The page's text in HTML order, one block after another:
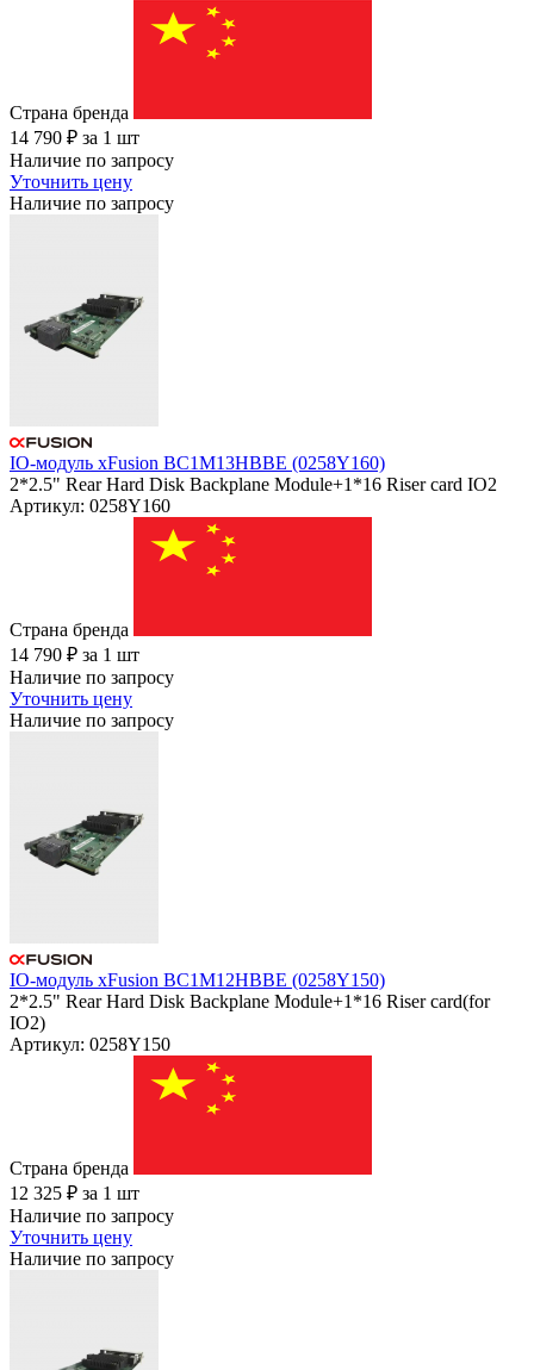
Страна бренда
14 790 ₽ за 1 шт
Наличие по запросу
Уточнить цену
Наличие по запросу
IO-модуль xFusion BC1M13HBBE (0258Y160)
2*2.5" Rear Hard Disk Backplane Module+1*16 Riser card IO2
Артикул: 0258Y160
Страна бренда
14 790 ₽ за 1 шт
Наличие по запросу
Уточнить цену
Наличие по запросу
IO-модуль xFusion BC1M12HBBE (0258Y150)
2*2.5" Rear Hard Disk Backplane Module+1*16 Riser card(for
IO2)
Артикул: 0258Y150
Страна бренда
12 325 ₽ за 1 шт
Наличие по запросу
Уточнить цену
Наличие по запросу